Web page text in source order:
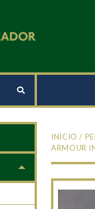
INICIO /
ARMOUR